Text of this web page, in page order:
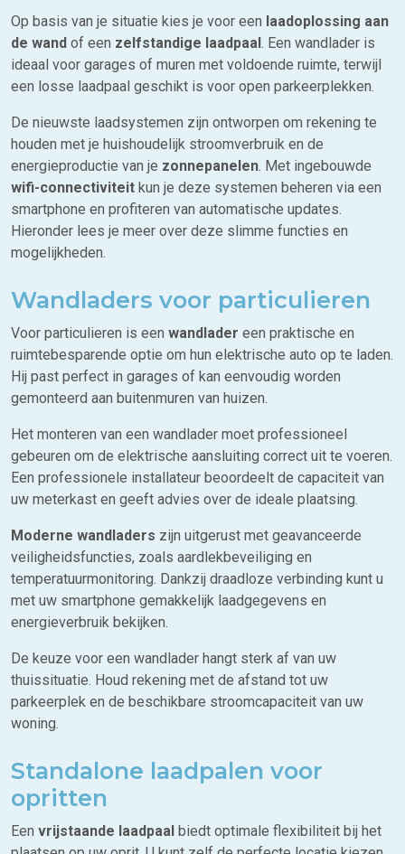
Op basis van je situatie kies je voor een laadoplossing aan
de wand of een zelfstandige laadpaal. Een wandlader is
ideaal voor garages of muren met voldoende ruimte, terwijl
een losse laadpaal geschikt is voor open parkeerplekken.
De nieuwste laadsystemen zijn ontworpen om rekening te
houden met je huishoudelijk stroomverbruik en de
energieproductie van je zonnepanelen. Met ingebouwde
wifi-connectiviteit kun je deze systemen beheren via een
smartphone en profiteren van automatische updates.
Hieronder lees je meer over deze slimme functies en
mogelijkheden.
Wandladers voor particulieren
Voor particulieren is een wandlader een praktische en
ruimtebesparende optie om hun elektrische auto op te laden.
Hij past perfect in garages of kan eenvoudig worden
gemonteerd aan buitenmuren van huizen.
Het monteren van een wandlader moet professioneel
gebeuren om de elektrische aansluiting correct uit te voeren.
Een professionele installateur beoordeelt de capaciteit van
uw meterkast en geeft advies over de ideale plaatsing.
Moderne wandladers zijn uitgerust met geavanceerde
veiligheidsfuncties, zoals aardlekbeveiliging en
temperatuurmonitoring. Dankzij draadloze verbinding kunt u
met uw smartphone gemakkelijk laadgegevens en
energieverbruik bekijken.
De keuze voor een wandlader hangt sterk af van uw
thuissituatie. Houd rekening met de afstand tot uw
parkeerplek en de beschikbare stroomcapaciteit van uw
woning.
Standalone laadpalen voor
opritten
Een vrijstaande laadpaal biedt optimale flexibiliteit bij het